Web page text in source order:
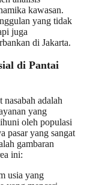
kawasan.
yang tidak
juga
di Jakarta.
di Pantai
adalah
yang
oleh populasi
pasar yang sangat
gambaran
ini:
usia yang